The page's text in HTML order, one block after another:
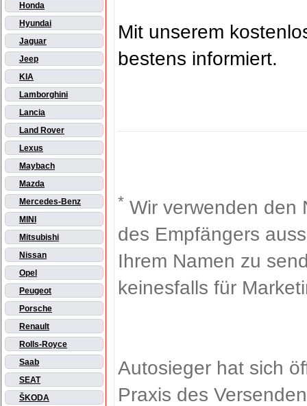
Honda
Hyundai
Jaguar
Jeep
KIA
Lamborghini
Lancia
Land Rover
Lexus
Maybach
Mazda
Mercedes-Benz
MINI
Mitsubishi
Nissan
Opel
Peugeot
Porsche
Renault
Rolls-Royce
Saab
SEAT
ŠKODA
Mit unserem
bestens informiert.
* Wir verwenden den
des Empfängers
Ihrem Namen zu
keinesfalls für
Autosieger hat sich
Praxis des